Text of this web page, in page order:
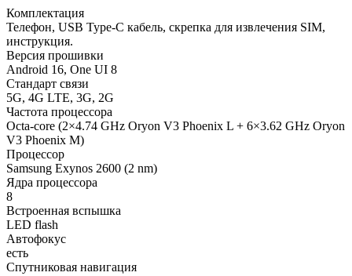
Комплектация
Телефон, USB Type-C кабель, скрепка для извлечения SIM,
инструкция.
Версия прошивки
Android 16, One UI 8
Стандарт связи
5G, 4G LTE, 3G, 2G
Частота процессора
Octa-core (2×4.74 GHz Oryon V3 Phoenix L + 6×3.62 GHz Oryon
V3 Phoenix M)
Процессор
Samsung Exynos 2600 (2 nm)
Ядра процессора
8
Встроенная вспышка
LED flash
Автофокус
есть
Спутниковая навигация